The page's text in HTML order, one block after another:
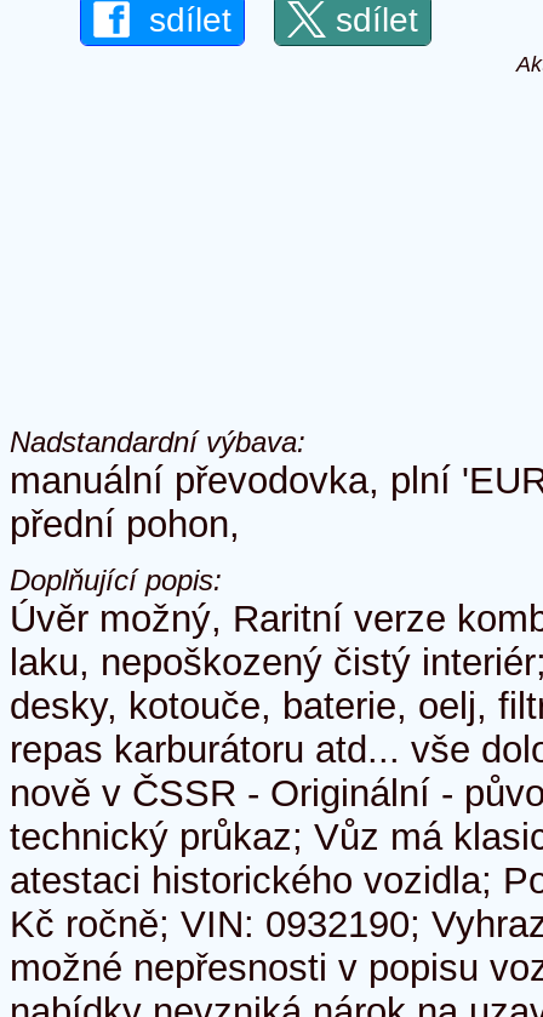
sdílet sdílet
Nadstandardní výbava:
manuální převodovka, plní
přední pohon,
Doplňující popis:
Úvěr možný, Raritní verze
laku, nepoškozený čistý
desky, kotouče, baterie, oelj,
repas karburátoru atd... vše
nově v ČSSR - Originální -
technický průkaz; Vůz má
atestaci historického vozidla;
Kč ročně; VIN: 0932190;
možné nepřesnosti v popisu